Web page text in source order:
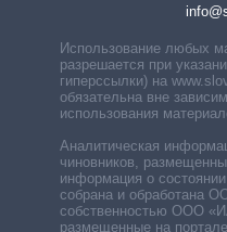
Использование любых
разрешается при
гиперссылки) на
обязательна вне
использования
Аналитическая
чиновников,
информация о
собрана и обработана
собственностью ООО
размещенные на